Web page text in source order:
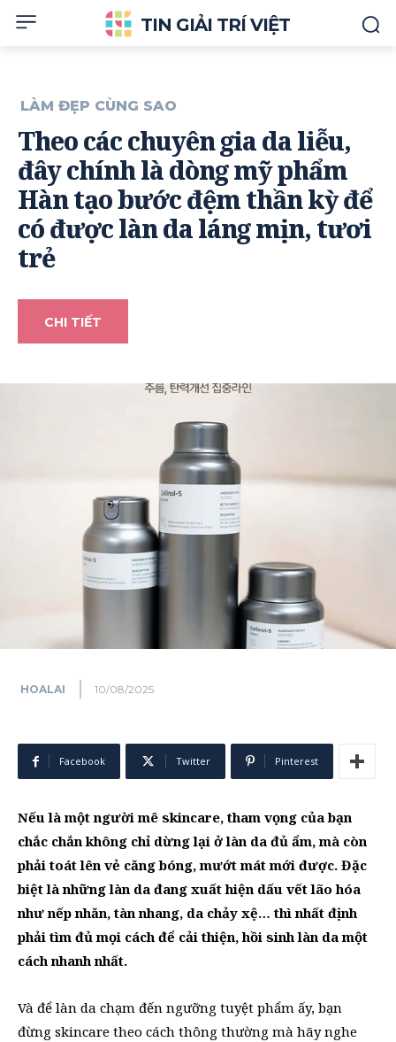
TIN GIẢI TRÍ VIỆT
LÀM ĐẸP CÙNG SAO
Theo các chuyên gia da liễu,
đây chính là dòng mỹ phẩm
Hàn tạo bước đệm thần kỳ để
có được làn da láng mịn, tươi
trẻ
CHI TIẾT
HOALAI 10/08/2025
Facebook Twitter Pinterest
Nếu là một người mê skincare, tham vọng của bạn
chắc chắn không chỉ dừng lại ở làn da đủ ẩm, mà còn
phải toát lên vẻ căng bóng, mướt mát mới được. Đặc
biệt là những làn da đang xuất hiện dấu vết lão hóa
như nếp nhăn, tàn nhang, da chảy xệ… thì nhất định
phải tìm đủ mọi cách để cải thiện, hồi sinh làn da một
cách nhanh nhất.
Và để làn da chạm đến ngưỡng tuyệt phẩm ấy, bạn
đừng skincare theo cách thông thường mà hãy nghe